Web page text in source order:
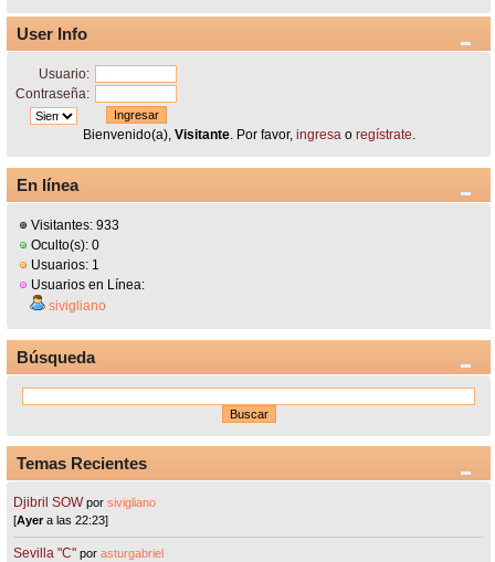
User Info
Usuario:
Contraseña:
Bienvenido(a), Visitante. Por favor, ingresao regístrate.
En línea
Visitantes: 933
Oculto(s): 0
Usuarios: 1
Usuarios en Línea:
sivigliano
Búsqueda
Temas Recientes
Djibril SOW porsivigliano
[Ayera las 22:23]
Sevilla "C"porasturgabriel